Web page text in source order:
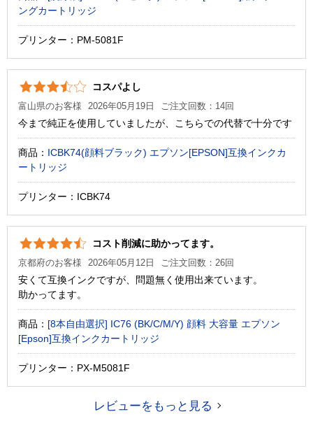
ングカートリッジ
プリンター：PM-5081F
コスパよし
富山県のお客様 2026年05月19日 ご注文回数：14回
今まで純正を使用していましたが、こちらでの代替で十分です
商品： ICBK74(顔料ブラック) エプソン[EPSON]互換インクカ
ートリッジ
プリンター：ICBK74
コスト削減に助かってます。
京都府のお客様 2026年05月12日 ご注文回数：26回
安くて互換インクですが、問題無く使用出来ています。
助かってます。
商品： [8本自由選択] IC76 (BK/C/M/Y) 顔料 大容量 エプソン
[Epson]互換インクカートリッジ
プリンター：PX-M5081F
レビューをもっと見る